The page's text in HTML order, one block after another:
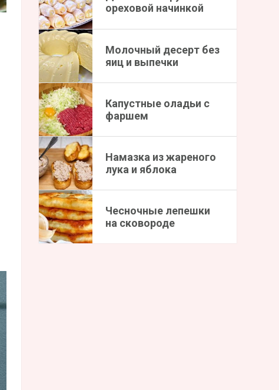
ореховой начинкой
Молочный десерт без
яиц и выпечки
Капустные оладьи с
фаршем
Намазка из жареного
лука и яблока
Чесночные лепешки
на сковороде